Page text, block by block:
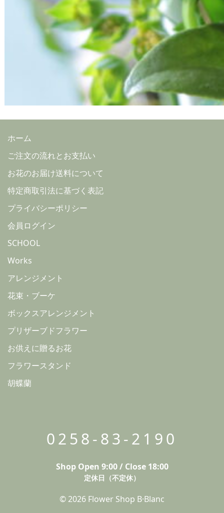
ホーム
ご注文の流れとお支払い
お花のお届け送料について
特定商取引法に基づく表記
プライバシーポリシー
会員ログイン
SCHOOL
Works
アレンジメント
花束・ブーケ
ボックスアレンジメント
プリザーブドフラワー
お供えに贈るお花
フラワースタンド
胡蝶蘭
0258-83-2190
Shop Open 9:00 / Close 18:00
定休日（不定休）
© 2026 Flower Shop B·Blanc